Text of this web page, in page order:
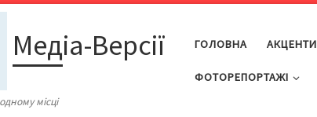
Медіа-Версії
місці
ГОЛОВНА АКЦЕНТИ
ФОТОРЕПОРТАЖІ